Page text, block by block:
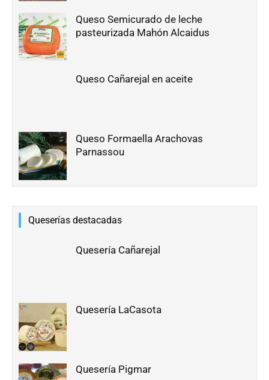
Queso Semicurado de leche
pasteurizada Mahón Alcaidus
Queso Cañarejal en aceite
Queso Formaella Arachovas
Parnassou
Queserías destacadas
Quesería Cañarejal
Quesería LaCasota
Quesería Pigmar